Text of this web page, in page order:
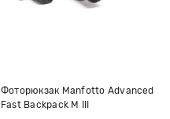
Фоторюкзак Manfotto Advanced
Fast Backpack M III